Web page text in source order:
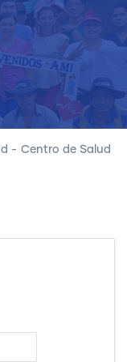
- Centro de Salud